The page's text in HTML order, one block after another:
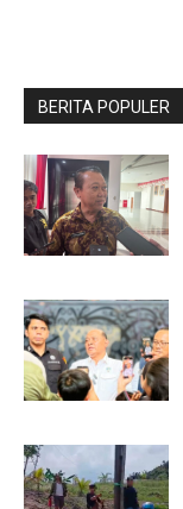
BERITA POPULER